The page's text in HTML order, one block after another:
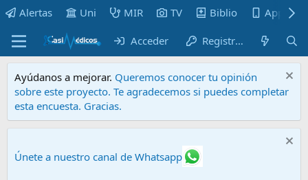
Alertas Uni MIR TV Biblio Apps
Acceder Registrarse
Ayúdanos a mejorar. Queremos conocer tu opinión
sobre este proyecto. Te agradecemos si puedes completar
esta encuesta. Gracias.
Únete a nuestro canal de Whatsapp